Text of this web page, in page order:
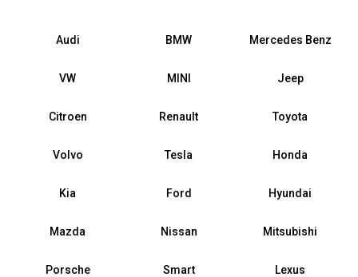
Audi BMW Mercedes Benz
VW MINI Jeep
Citroen Renault Toyota
Volvo Tesla Honda
Kia Ford Hyundai
Mazda Nissan Mitsubishi
Porsche Smart Lexus